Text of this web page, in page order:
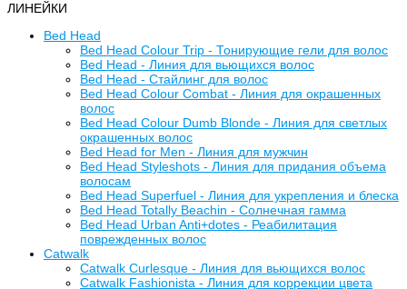
ЛИНЕЙКИ
Bed Head
Bed Head Colour Trip - Тонирующие гели для волос
Bed Head - Линия для вьющихся волос
Bed Head - Стайлинг для волос
Bed Head Colour Combat - Линия для окрашенных
волос
Bed Head Colour Dumb Blonde - Линия для светлых
окрашенных волос
Bed Head for Men - Линия для мужчин
Bed Head Styleshots - Линия для придания объема
волосам
Bed Head Superfuel - Линия для укрепления и блеска
Bed Head Totally Beachin - Солнечная гамма
Bed Head Urban Anti+dotes - Реабилитация
поврежденных волос
Catwalk
Catwalk Curlesque - Линия для вьющихся волос
Catwalk Fashionista - Линия для коррекции цвета